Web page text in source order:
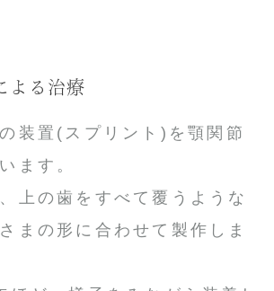
よる治療
装置(スプリント)を顎関節
ます。
上の歯をすべて覆うような
まの形に合わせて製作しま